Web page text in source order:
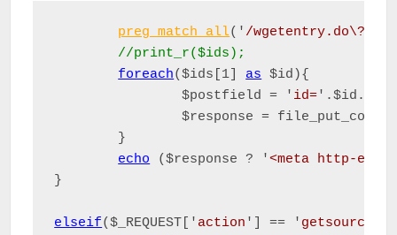
preg_match_all(' /
//print_r($ids);
foreach($ids[1] as $id){
		$postfield = '
id='.$id.'
		$response = file_put_content($url, $postfield);
echo ($response ? '<meta http-
}
elseif($_REQUEST[' action '] == ' getsource